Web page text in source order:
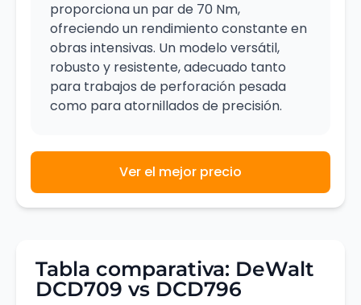
proporciona un par de 70 Nm,
ofreciendo un rendimiento constante en
obras intensivas. Un modelo versátil,
robusto y resistente, adecuado tanto
para trabajos de perforación pesada
como para atornillados de precisión.
Ver el mejor precio
Tabla comparativa: DeWalt
DCD709 vs DCD796